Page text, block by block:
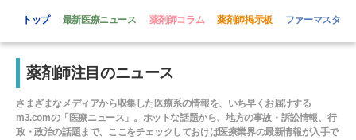
トップ 最新医療ニュース 薬剤師コラム 薬剤師掲示板 ファーマスタイ
薬剤師注目のニュース
さまざまなメディアから収集した医療系の情報を、いち早くお届けする
m3.comの「医療ニュース」。ホットな話題から、地方の事故・訴訟情報、行
政・政治の話題まで、ここをチェックしておけば医療業界の最新情報が入手で